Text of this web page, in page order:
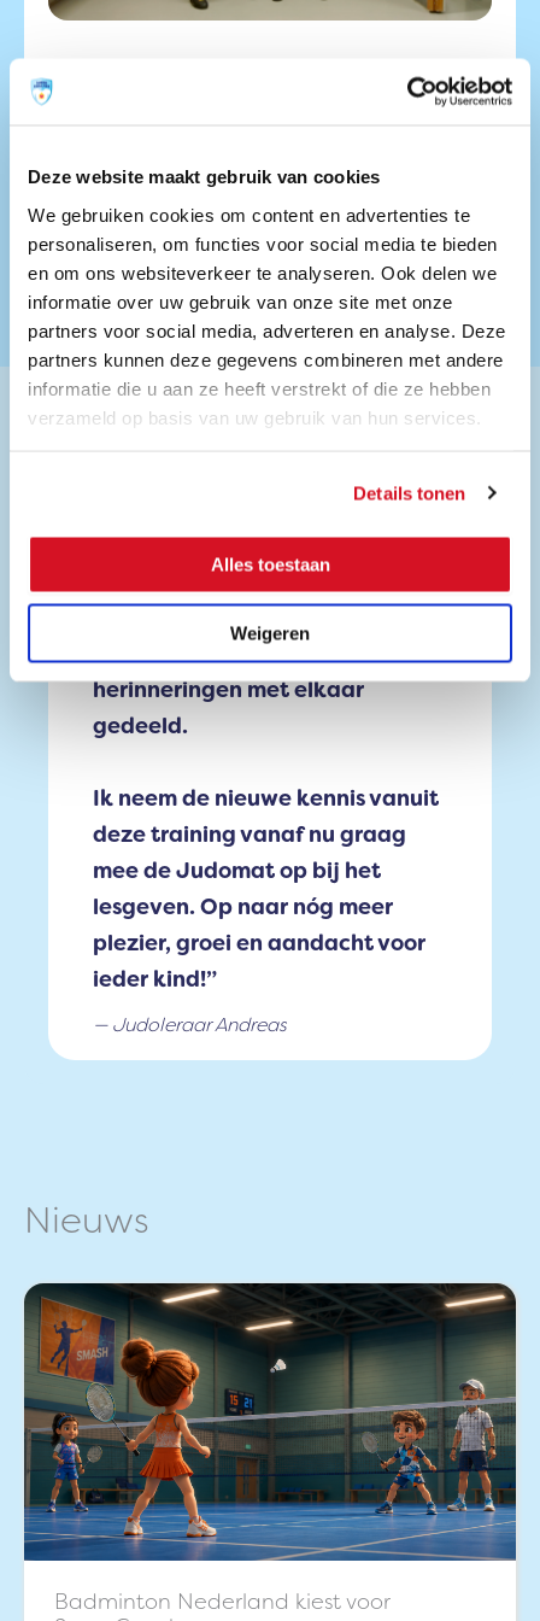
Deze website maakt gebruik van cookies
We gebruiken cookies om content en advertenties te
personaliseren, om functies voor social media te bieden
en om ons websiteverkeer te analyseren. Ook delen we
informatie over uw gebruik van onze site met onze
partners voor social media, adverteren en analyse. Deze
partners kunnen deze gegevens combineren met andere
informatie die u aan ze heeft verstrekt of die ze hebben
verzameld op basis van uw gebruik van hun services.
Details tonen
Alles toestaan
Weigeren
Training 2
Aandacht voor ieder kind
gaan jullie verder met praktijksituaties en hoe je
daarmee om kan gaan.
Meer informatie Training organiseren
“We hebben zeer inspirerende en
leerzame gesprekken met elkaar
gehad. Op sommige momenten
kwetsbare en emotionele
herinneringen met elkaar
gedeeld.
Ik neem de nieuwe kennis vanuit
deze training vanaf nu graag
mee de Judomat op bij het
lesgeven. Op naar nóg meer
plezier, groei en aandacht voor
ieder kind!”
Judoleraar Andreas
Nieuws
Badminton Nederland kiest voor